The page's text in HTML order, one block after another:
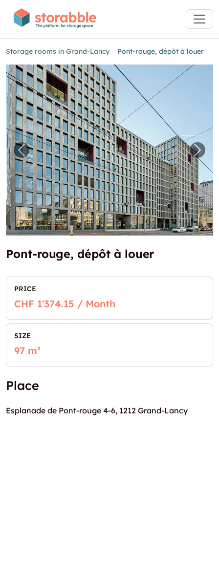
Storage rooms in Grand-Lancy Pont-rouge, dépôt à louer
Previous image for "Pont-rouge, dépôt à
Pont-rouge, dépôt à louer
PRICE
CHF 1'374.15 / Month
SIZE
97 m²
Place
Esplanade de Pont-rouge 4-6, 1212 Grand-Lancy